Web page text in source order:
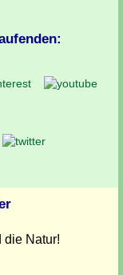
die Natur!